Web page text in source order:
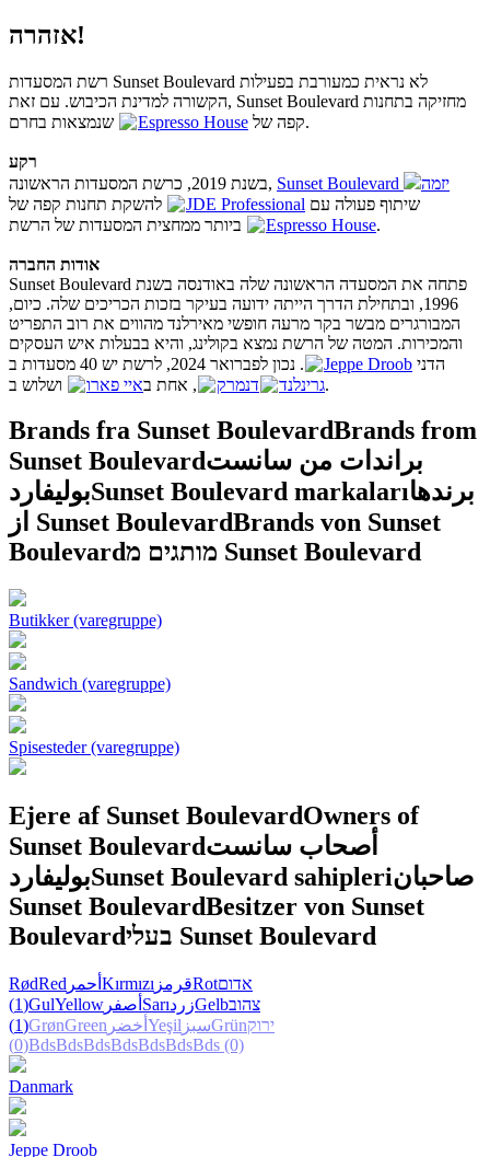
אזהרה!
רשת המסעדות Sunset Boulevard לא נראית כמעורבת בפעילות
הקשורה למדינת הכיבוש. עם זאת, Sunset Boulevard מחזיקה בתחנות
קפה של Espresso House שנמצאות בחרם.
רקע
בשנת 2019, כרשת המסעדות הראשונה,
Sunset Boulevard יזמה
שיתוף פעולה עם JDE Professional
להשקת תחנות קפה של
Espresso Houseביותר ממחצית המסעדות של הרשת.
אודות החברה
Sunset Boulevard פתחה את המסעדה הראשונה שלה באודנסה בשנת
1996, ובתחילת הדרך הייתה ידועה בעיקר בזכות הכריכים שלה. כיום,
המבורגרים מבשר בקר מרעה חופשי מאירלנד מהווים את רוב התפריט
והמכירות. המטה של הרשת נמצא בקולינג, והיא בבעלות איש העסקים
הדני Jeppe Droob
. נכון לפברואר 2024, לרשת יש 40 מסעדות ב
דנמרק
, אחת באיי פארו ושלוש ב גרינלנד
Brands fra Sunset BoulevardBrands from
Sunset Boulevardبراندات من سانست
بوليفاردSunset Boulevard markalarıبرندها
از Sunset BoulevardBrands von Sunset
Boulevard
מותגים מ Sunset Boulevard
Butikker (varegruppe)
Sandwich (varegruppe)
Spisesteder (varegruppe)
Ejere af Sunset BoulevardOwners of
Sunset Boulevardأصحاب سانست
بوليفاردSunset Boulevard sahipleriصاحبان
Sunset BoulevardBesitzer von Sunset
Boulevard
בעלי Sunset Boulevard
RødRed أحمر Kırmızı قرمزRotאדום
(1)GulYellow أصفر SarıزردGelbצהוב
(1)GrønGreen أخضر Yeşil سبزGrünירוק
(0)BdsBdsBdsBdsBdsBdsBds (0)
Danmark
Jeppe Droob